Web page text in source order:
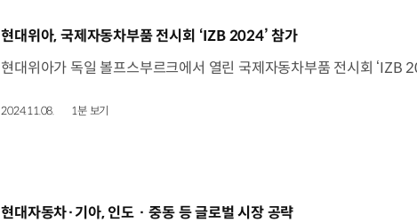
[동영상]
현대위아, 국제자동차부품 전시회 ‘IZB 2024’ 참가
2024.11.08. 1분 보기
[동영상]
현대자동차·기아, 인도 · 중동 등 글로벌 시장 공략